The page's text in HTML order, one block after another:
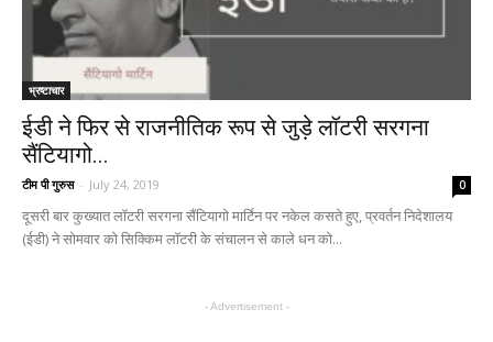
भ्रष्टाचार
ईडी ने फिर से राजनीतिक रूप से जुड़े लॉटरी सरगना
सैंटियागो...
टीम पी गुरुस - July 24, 2019 0
दूसरी बार कुख्यात लॉटरी सरगना सैंटियागो मार्टिन पर नकेल कसते हुए, प्रवर्तन निदेशालय
(ईडी) ने सोमवार को सिक्किम लॉटरी के संचालन से काले धन को...
- Advertisement -